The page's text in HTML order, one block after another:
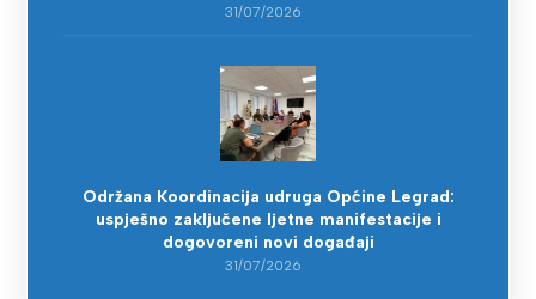
31/07/2026
Održana Koordinacija udruga Općine Legrad:
uspješno zaključene ljetne manifestacije i
dogovoreni novi događaji
31/07/2026